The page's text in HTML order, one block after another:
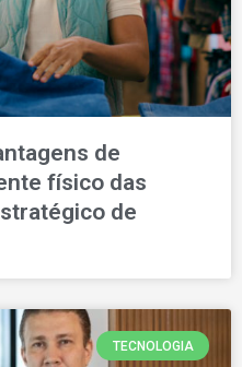
de
físico das
de
TECNOLOGIA